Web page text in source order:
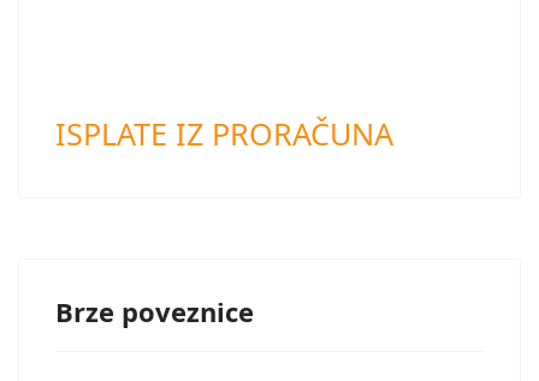
ISPLATE IZ PRORAČUNA
Brze poveznice